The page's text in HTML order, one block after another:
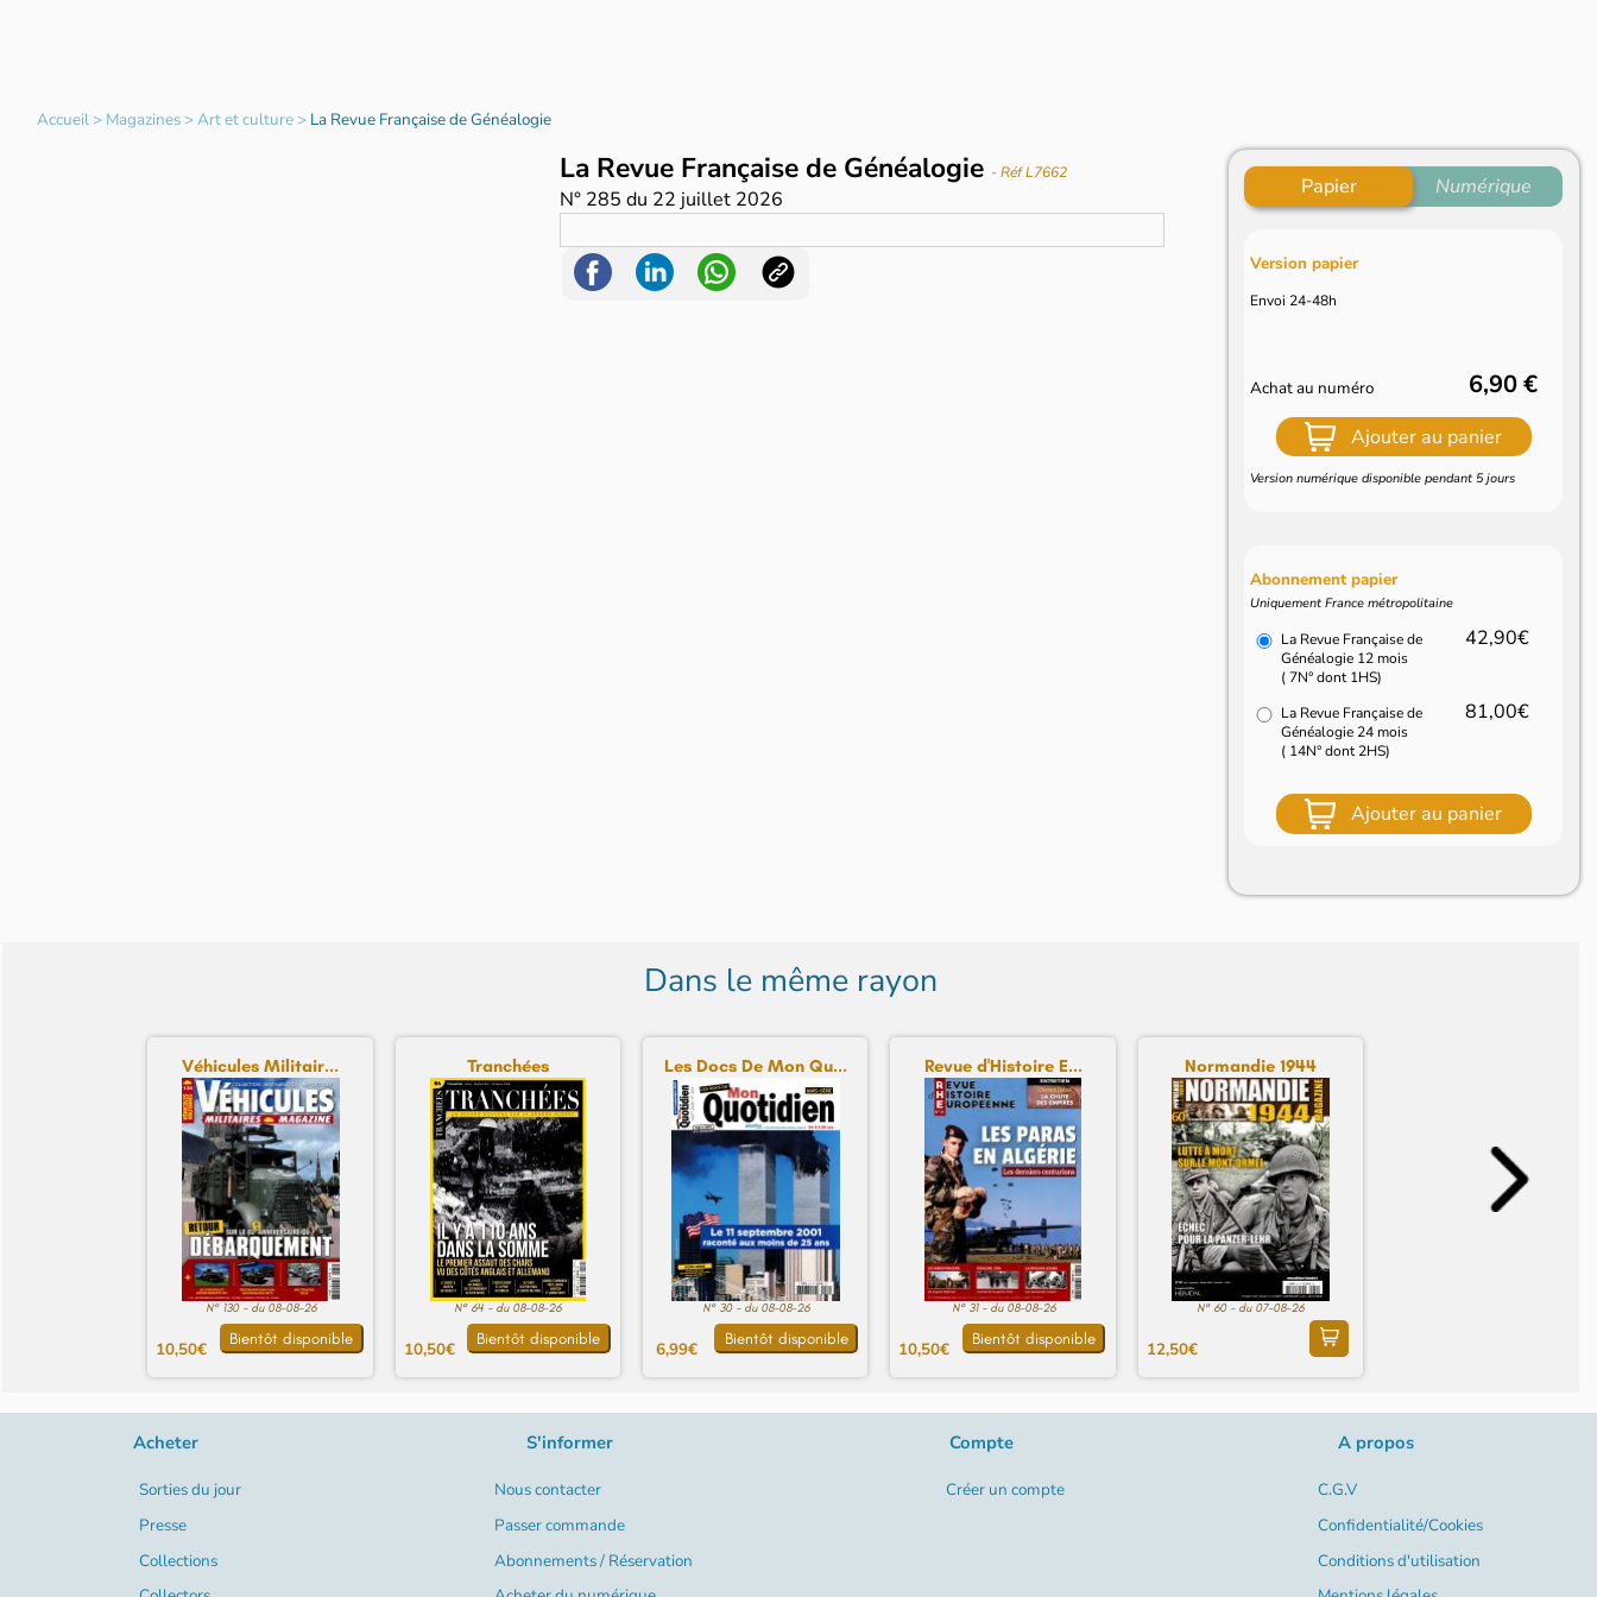
Accueil> Magazines>Art et culture> La Revue Française de Généalogie
La Revue Française de Généalogie - Réf L7662
N° 285 du 22 juillet 2026
Papier Numérique
Version papier
Envoi 24-48h
Achat au numéro 6,90 €
Ajouter au panier
Version numérique disponible pendant 5 jours
Abonnement papier
Uniquement France métropolitaine
La Revue Française de
Généalogie 12 mois
( 7N° dont 1HS)
42,90€
La Revue Française de
Généalogie 24 mois
( 14N° dont 2HS)
81,00€
Ajouter au panier
Dans le même rayon
Véhicules Militair...
N° 130 - du 08-08-26
10,50€ Bientôt disponible
Tranchées
N° 64 - du 08-08-26
10,50€ Bientôt disponible
Les Docs De Mon Qu...
N° 30 - du 08-08-26
6,99€ Bientôt disponible
Revue d'Histoire E...
N° 31 - du 08-08-26
10,50€ Bientôt disponible
Normandie 1944
N° 60 - du 07-08-26
12,50€
Acheter
Sorties du jour
Presse
Collections
S'informer
Nous contacter
Passer commande
Abonnements / Réservation
Compte
Créer un compte
A propos
C.G.V
Confidentialité/Cookies
Conditions d'utilisation